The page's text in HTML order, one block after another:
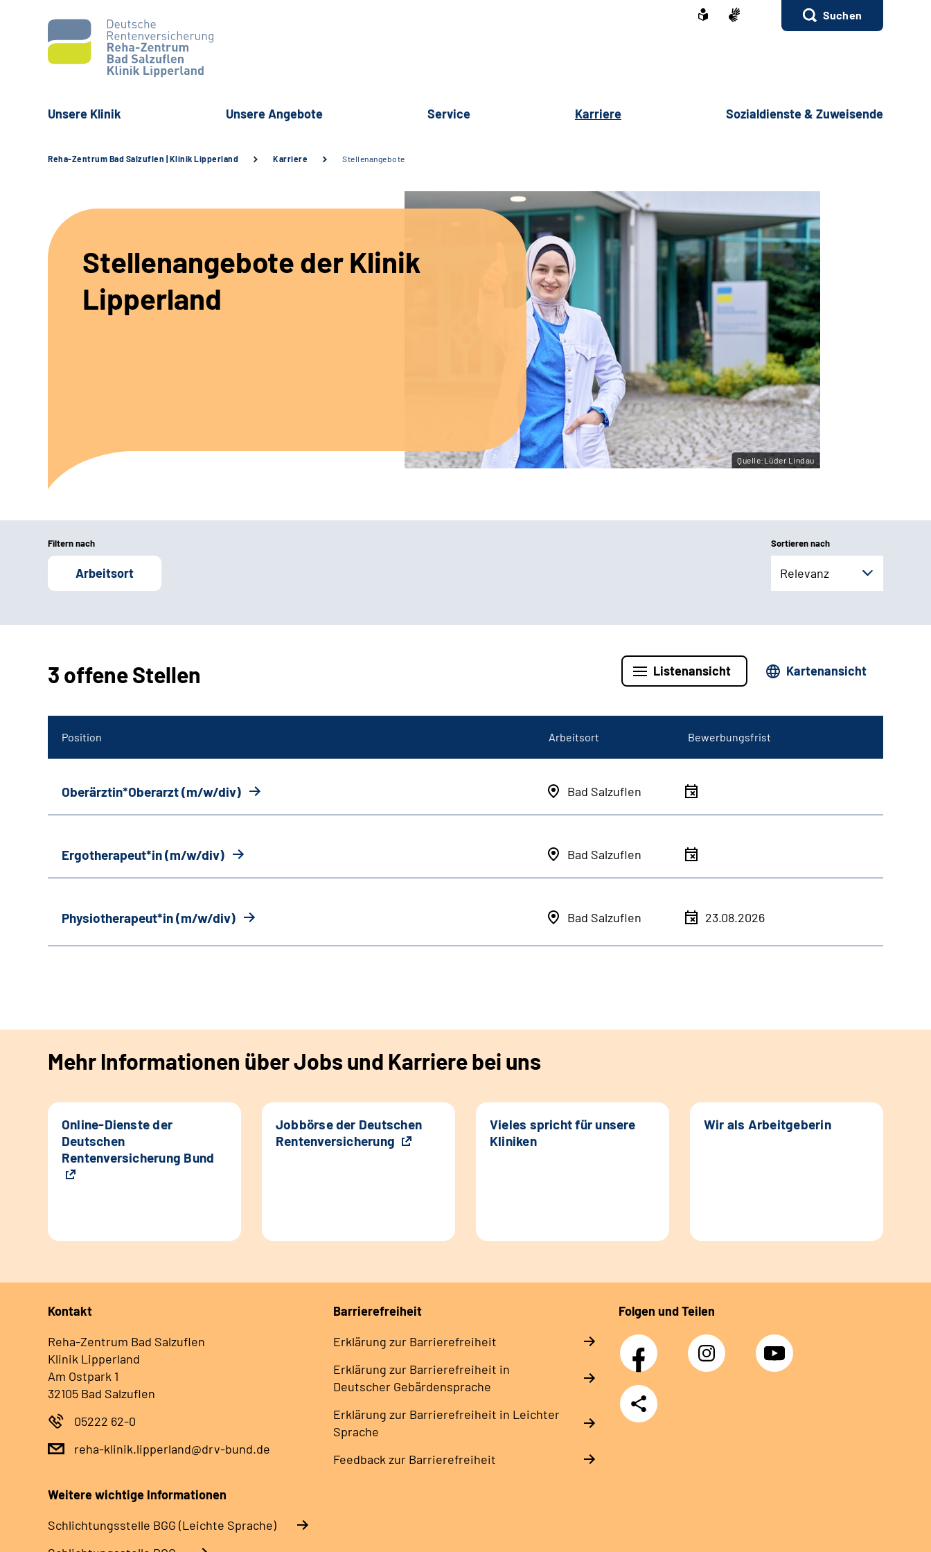
Suchen
Unsere Klinik Unsere Angebote Service Karriere Sozialdienste & Zuweisende
Reha-Zentrum Bad Salzuflen | Klinik Lipperland Karriere Stellenangebote
Stellenangebote der Klinik
Lipperland
Quelle:Lüder Lindau
Filtern nach
Arbeitsort
Sortieren nach
Relevanz
3 offene Stellen Listenansicht Kartenansicht
Position Arbeitsort Bewerbungsfrist
Oberärztin*Oberarzt (m/w/div) Bad Salzuflen
Ergotherapeut*in (m/w/div) Bad Salzuflen
Physiotherapeut*in (m/w/div) Bad Salzuflen 23.08.2026
Mehr Informationen über Jobs und Karriere bei uns
Online-Dienste der
Deutschen
Rentenversicherung Bund
Jobbörse der Deutschen
Rentenversicherung
Vieles spricht für unsere
Kliniken
Wir als Arbeitgeberin
Kontakt
Reha-Zentrum Bad Salzuflen
Klinik Lipperland
Am Ostpark 1
32105 Bad Salzuflen
05222 62-0
reha-klinik.lipperland@drv-bund.de
Barrierefreiheit
Erklärung zur Barrierefreiheit
Erklärung zur Barrierefreiheit in
Deutscher Gebärdensprache
Erklärung zur Barrierefreiheit in Leichter
Sprache
Feedback zur Barrierefreiheit
Folgen und Teilen
Facebook Instagram YouTube
Teilen
Weitere wichtige Informationen
Schlich­tungs­stel­le BGG (Leichte Sprache)